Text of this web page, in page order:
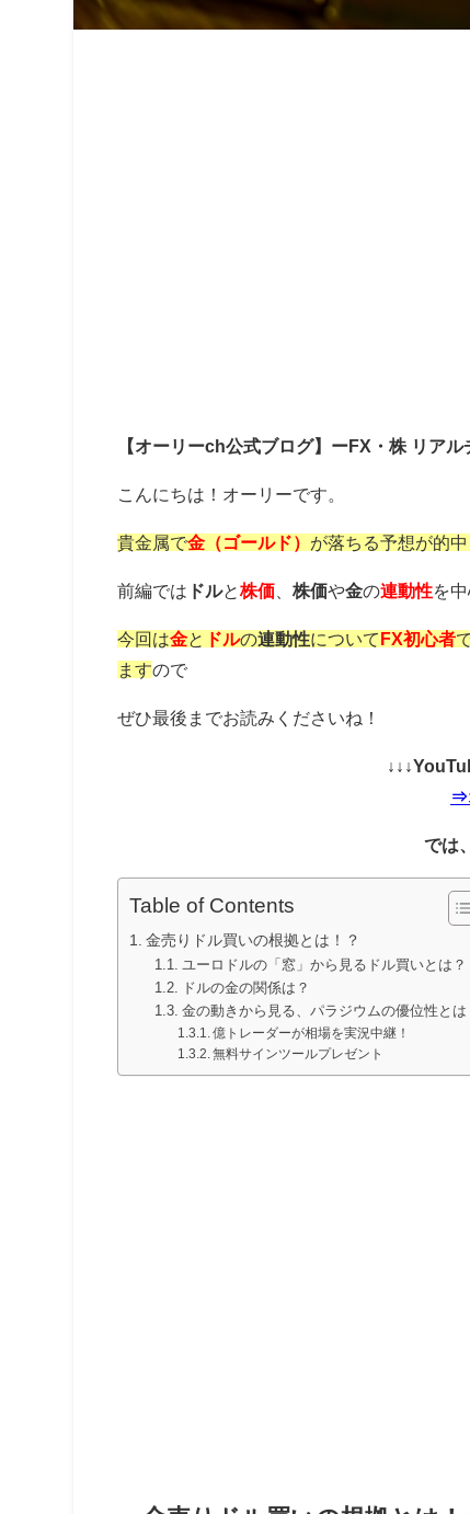
【オーリーch公式ブログ】ーFX・株 リア
こんにちは！オーリーです。
貴金属で金（ゴールド） が落ちる予想が的
前編では ドルと株価 、株価や金の連動性を
今回は金と ドルの連動性について FX初心者
ますので
ぜひ最後までお読みくださいね！
⇒
では
Table of Contents
金売りドル買いの根拠とは！？
ユーロドルの「窓」から見るドル買いとは？
ドルの金の関係は？
金の動きから見る、パラジウムの優位性とは
億トレーダーが相場を実況中継！
無料サインツールプレゼント